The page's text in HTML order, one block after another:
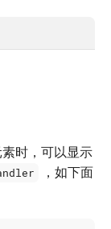
素时，可以显示
，如下面